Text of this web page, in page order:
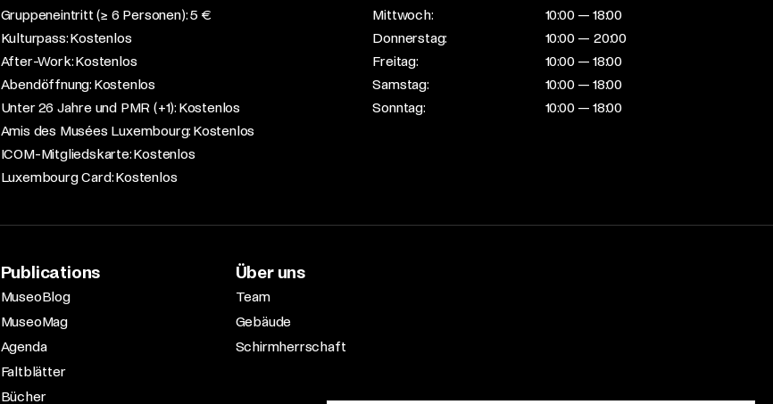
Gruppeneintritt (≥ 6 Personen): 5 €​
Kulturpass: Kostenlos​
After-Work: Kostenlos​
Abendöffnung: Kostenlos​
Unter 26 Jahre und PMR (+1): Kostenlos​
Amis des Musées Luxembourg: Kostenlos​
ICOM-Mitgliedskarte: Kostenlos​
Luxembourg Card: Kostenlos
Mittwoch:
10:00 — 18:00
Donnerstag:
10:00 — 20:00
Freitag:
10:00 — 18:00
Samstag:
10:00 — 18:00
Sonntag:
10:00 — 18:00
Publications
MuseoBlog
MuseoMag
Agenda
Faltblätter
Bücher
Über uns
Team
Gebäude
Schirmherrschaft